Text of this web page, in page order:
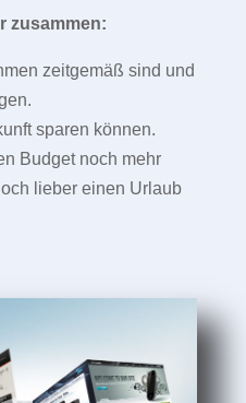
zusammen:
zeitgemäß sind und
sparen können.
Budget noch mehr
lieber einen Urlaub